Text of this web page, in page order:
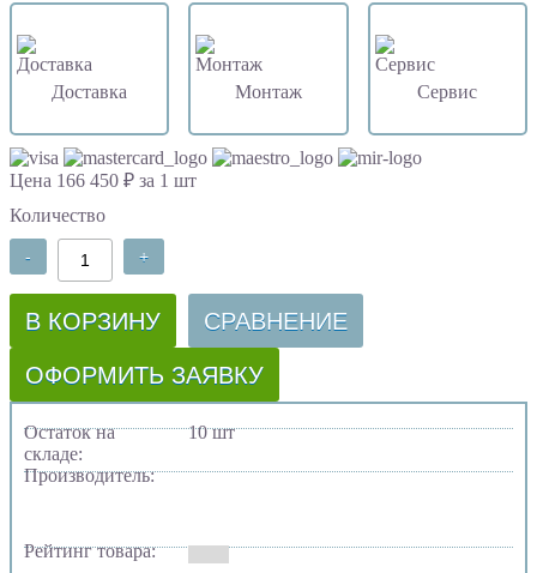
Доставка Монтаж Сервис
Цена 166 450 ₽ за 1 шт
Количество
- +
В КОРЗИНУ СРАВНЕНИЕ
ОФОРМИТЬ ЗАЯВКУ
Остаток на
складе:
10 шт
Производитель:
Рейтинг товара: